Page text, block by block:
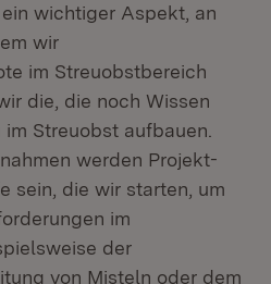
wichtiger Aspekt, an
wir
im Streuobstbereich
die, die noch Wissen
Streuobst aufbauen.
werden Projekt-
sein, die wir starten, um
im
der
von Misteln oder dem